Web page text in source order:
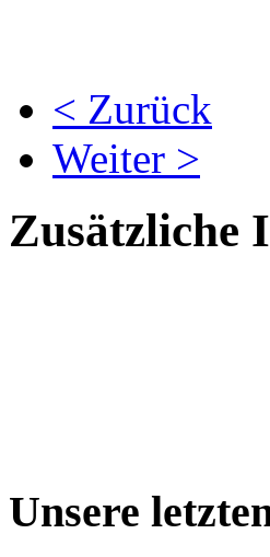
< Zurück
Weiter >
Zusätzliche
Unsere